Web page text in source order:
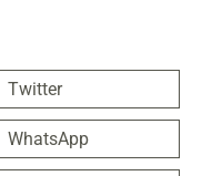
Twitter
WhatsApp